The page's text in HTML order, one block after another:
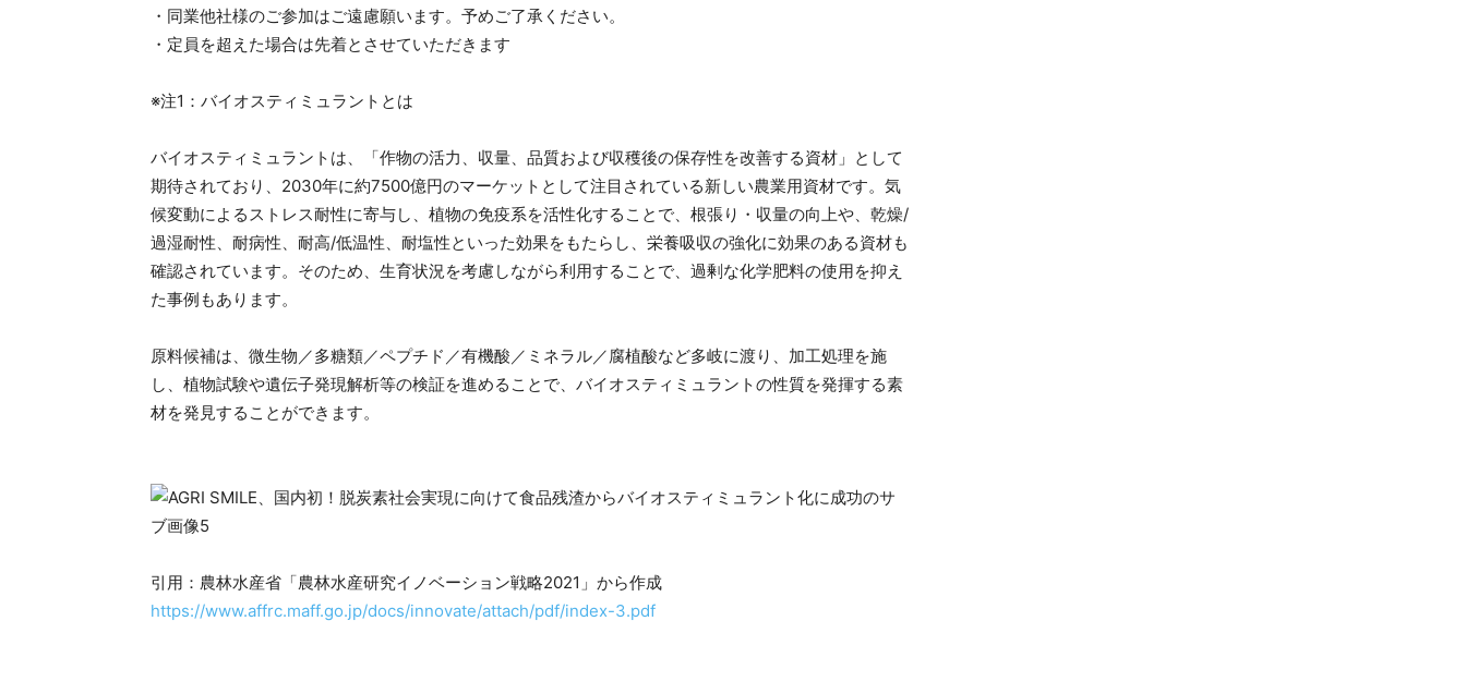
・同業他社様のご参加はご遠慮願います。予めご了承ください。
・定員を超えた場合は先着とさせていただきます
※注1：バイオスティミュラントとは
バイオスティミュラントは、「作物の活力、収量、品質および収穫後の保存性を改善する資材」として
期待されており、2030年に約7500億円のマーケットとして注目されている新しい農業用資材です。気
候変動によるストレス耐性に寄与し、植物の免疫系を活性化することで、根張り・収量の向上や、乾燥/
過湿耐性、耐病性、耐⾼/低温性、耐塩性といった効果をもたらし、栄養吸収の強化に効果のある資材も
確認されています。そのため、生育状況を考慮しながら利用することで、過剰な化学肥料の使用を抑え
た事例もあります。
原料候補は、微⽣物／多糖類／ペプチド／有機酸／ミネラル／腐植酸など多岐に渡り、加工処理を施
し、植物試験や遺伝子発現解析等の検証を進めることで、バイオスティミュラントの性質を発揮する素
材を発見することができます。
引用：農林水産省「農林水産研究イノベーション戦略2021」から作成
https://www.affrc.maff.go.jp/docs/innovate/attach/pdf/index-3.pdf